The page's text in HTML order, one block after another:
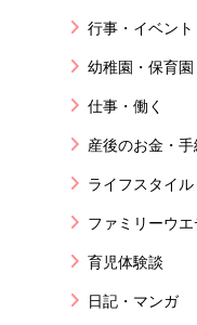
行事・イベント
幼稚園・保育園
仕事・働く
産後のお金・手
ライフスタイル
ファミリーウ
育児体験談
日記・マンガ